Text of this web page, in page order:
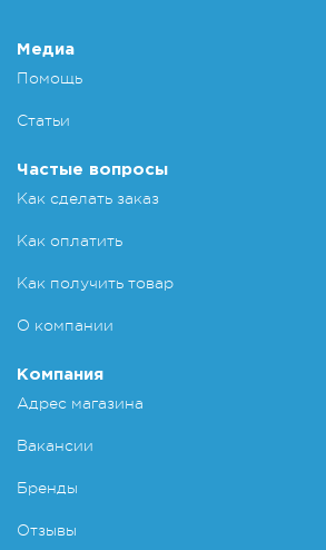
Медиа
Помощь
Статьи
Частые вопросы
Как сделать заказ
Как оплатить
Как получить товар
О компании
Компания
Адрес магазина
Вакансии
Бренды
Отзывы